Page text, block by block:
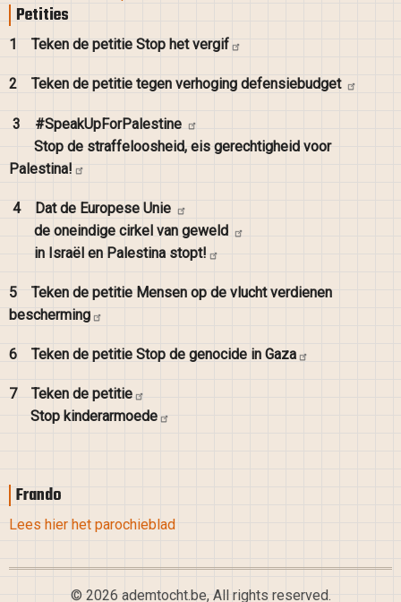
Petities
1 Teken de petitie Stop hetvergif
2 Teken de petitie tegen verhoging defensiebudget
3
#SpeakUpForPalestine
Stop de straffeloosheid, eis gerechtigheid voor
Palestina!
4 Dat de Europese Unie
de oneindige cirkel van geweld
in Israël en Palestina stopt!
5 Teken de petitie Mensen op de vlucht verdienen
bescherming
6 Teken de petitie Stop de genocide in Gaza
7 Teken de petitie
Stop kinderarmoede
Frando
Lees hier het parochieblad
© 2026 ademtocht.be, All rights reserved.